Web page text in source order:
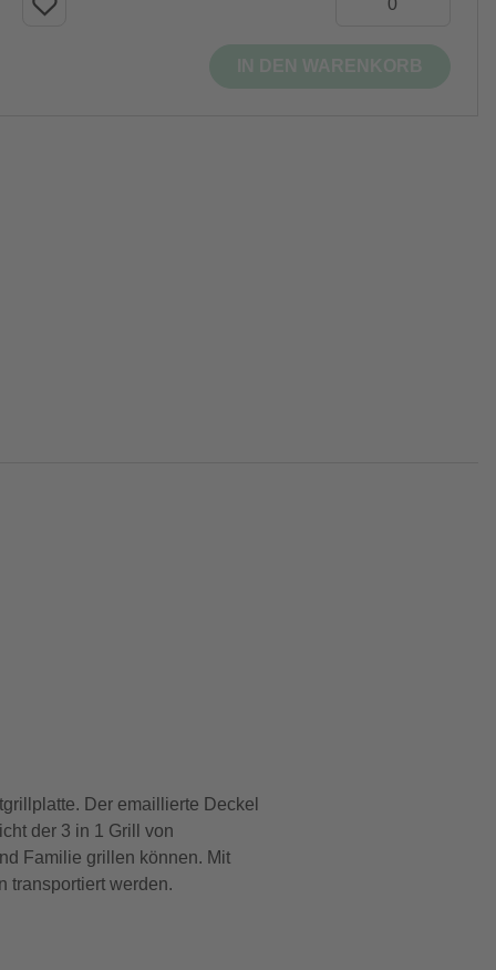
Der emaillierte Deckel
der 3 in 1 Grill von
Familie grillen können. Mit
transportiert werden.